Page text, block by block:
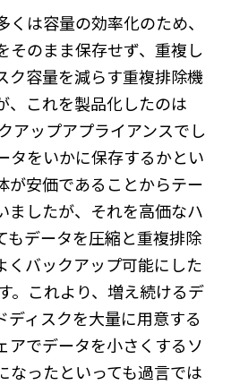
は容量の効率化のため、
そのまま保存せず、重複し
ク容量を減らす重複排除機
、これを製品化したのは
アップアプライアンスでし
タをいかに保存するかとい
が安価であることからテー
ましたが、それを高価なハ
もデータを圧縮と重複排除
くバックアップ可能にした
。これより、増え続けるデ
ディスクを大量に用意する
アでデータを小さくするソ
なったといっても過言では